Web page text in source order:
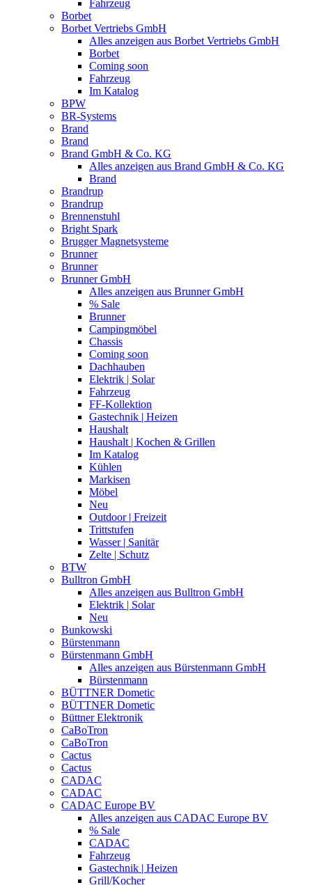
Fahrzeug
Borbet
Borbet Vertriebs GmbH
Alles anzeigen aus Borbet Vertriebs GmbH
Borbet
Coming soon
Fahrzeug
Im Katalog
BPW
BR-Systems
Brand
Brand
Brand GmbH & Co. KG
Alles anzeigen aus Brand GmbH & Co. KG
Brand
Brandrup
Brandrup
Brennenstuhl
Bright Spark
Brugger Magnetsysteme
Brunner
Brunner
Brunner GmbH
Alles anzeigen aus Brunner GmbH
% Sale
Brunner
Campingmöbel
Chassis
Coming soon
Dachhauben
Elektrik | Solar
Fahrzeug
FF-Kollektion
Gastechnik | Heizen
Haushalt
Haushalt | Kochen & Grillen
Im Katalog
Kühlen
Markisen
Möbel
Neu
Outdoor | Freizeit
Trittstufen
Wasser | Sanitär
Zelte | Schutz
BTW
Bulltron GmbH
Alles anzeigen aus Bulltron GmbH
Elektrik | Solar
Neu
Bunkowski
Bürstenmann
Bürstenmann GmbH
Alles anzeigen aus Bürstenmann GmbH
Bürstenmann
BÜTTNER Dometic
BÜTTNER Dometic
Büttner Elektronik
CaBoTron
CaBoTron
Cactus
Cactus
CADAC
CADAC
CADAC Europe BV
Alles anzeigen aus CADAC Europe BV
% Sale
CADAC
Fahrzeug
Gastechnik | Heizen
Grill/Kocher